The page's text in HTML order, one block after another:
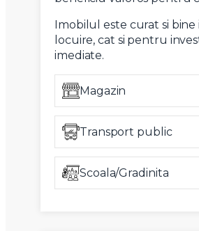
Imobilul este curat si
locuire, cat si pentru
imediate.
Magazin
Transport public
Scoala/Gradinita